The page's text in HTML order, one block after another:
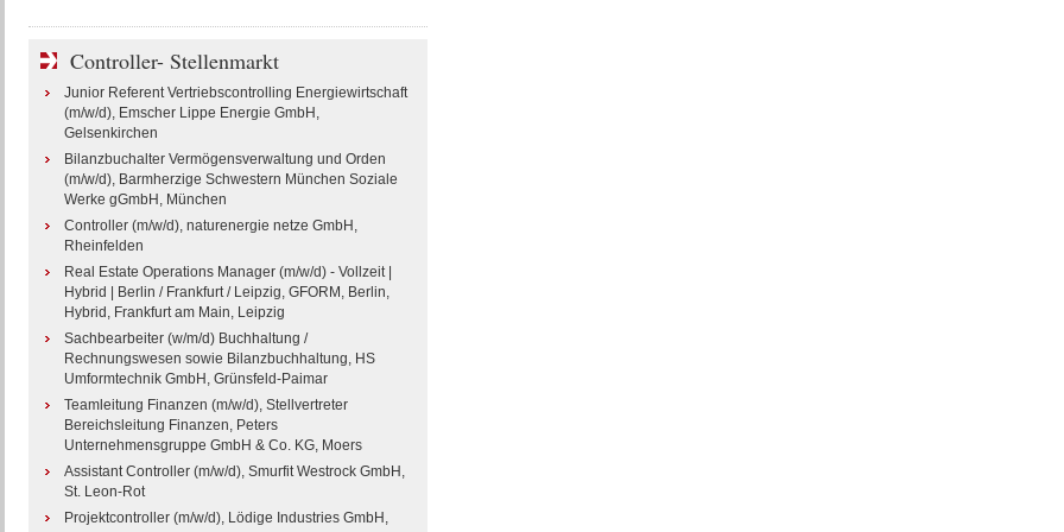
Controller- Stellenmarkt
Junior Referent Vertriebscontrolling Energiewirtschaft
(m/w/d), Emscher Lippe Energie GmbH,
Gelsenkirchen
Bilanzbuchalter Vermögensverwaltung und Orden
(m/w/d), Barmherzige Schwestern München Soziale
Werke gGmbH, München
Controller (m/w/d), naturenergie netze GmbH,
Rheinfelden
Real Estate Operations Manager (m/w/d) - Vollzeit |
Hybrid | Berlin / Frankfurt / Leipzig, GFORM, Berlin,
Hybrid, Frankfurt am Main, Leipzig
Sachbearbeiter (w/m/d) Buchhaltung /
Rechnungswesen sowie Bilanzbuchhaltung, HS
Umformtechnik GmbH, Grünsfeld-Paimar
Teamleitung Finanzen (m/w/d), Stellvertreter
Bereichsleitung Finanzen, Peters
Unternehmensgruppe GmbH & Co. KG, Moers
Assistant Controller (m/w/d), Smurfit Westrock GmbH,
St. Leon-Rot
Projektcontroller (m/w/d), Lödige Industries GmbH,